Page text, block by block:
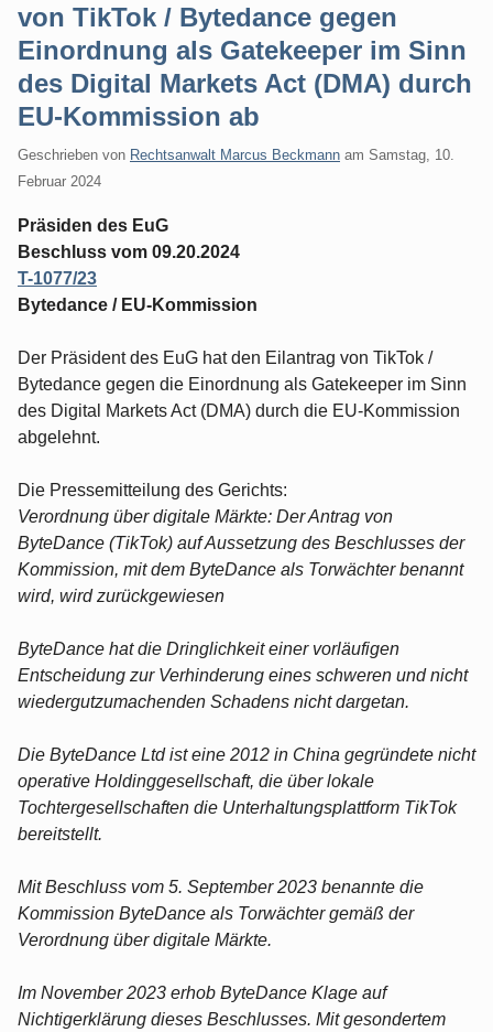
von TikTok / Bytedance gegen
Einordnung als Gatekeeper im Sinn
des Digital Markets Act (DMA) durch
EU-Kommission ab
Geschrieben von Rechtsanwalt Marcus Beckmann am Samstag, 10.
Februar 2024
Präsiden des EuG
Beschluss vom 09.20.2024
T-1077/23
Bytedance / EU-Kommission
Der Präsident des EuG hat den Eilantrag von TikTok /
Bytedance gegen die Einordnung als Gatekeeper im Sinn
des Digital Markets Act (DMA) durch die EU-Kommission
abgelehnt.
Die Pressemitteilung des Gerichts:
Verordnung über digitale Märkte: Der Antrag von
ByteDance (TikTok) auf Aussetzung des Beschlusses der
Kommission, mit dem ByteDance als Torwächter benannt
wird, wird zurückgewiesen
ByteDance hat die Dringlichkeit einer vorläufigen
Entscheidung zur Verhinderung eines schweren und nicht
wiedergutzumachenden Schadens nicht dargetan.
Die ByteDance Ltd ist eine 2012 in China gegründete nicht
operative Holdinggesellschaft, die über lokale
Tochtergesellschaften die Unterhaltungsplattform TikTok
bereitstellt.
Mit Beschluss vom 5. September 2023 benannte die
Kommission ByteDance als Torwächter gemäß der
Verordnung über digitale Märkte.
Im November 2023 erhob ByteDance Klage auf
Nichtigerklärung dieses Beschlusses. Mit gesondertem